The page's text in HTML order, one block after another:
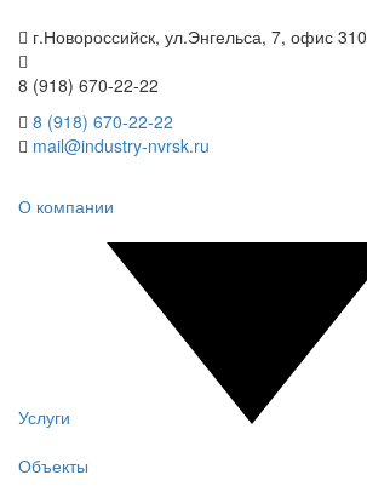
г.Новороссийск, ул.Энгельса, 7, офис 310
8 (918) 670-22-22
8 (918) 670-22-22
mail@industry-nvrsk.ru
О компании
Услуги
Объекты